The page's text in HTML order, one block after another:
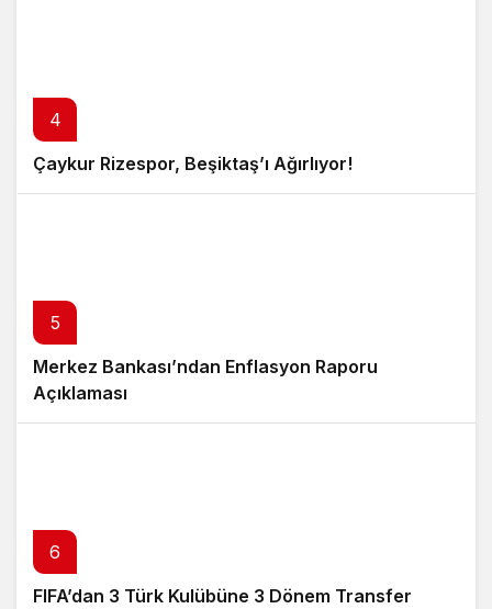
4
Çaykur Rizespor, Beşiktaş’ı Ağırlıyor!
5
Merkez Bankası’ndan Enflasyon Raporu
Açıklaması
6
FIFA’dan 3 Türk Kulübüne 3 Dönem Transfer